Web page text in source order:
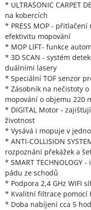
* ULTRASONIC CARPET
na kobercích
* PRESS MOP -
efektivitu mopování
* MOP LIFT- funkce
* 3D SCAN - systém
duálními lasery
* Speciální TOF senzor
* Zásobník na nečistoty
mopování o objemu 220
* DIGITAL Motor -
životnost
* Vysává i mopuje v
* ANTI-COLLISION
rozpoznání překážek a
* SMART
pádu ze schodů
* Podpora 2,4 GHz WIFI
* Kvalitní filtrace pomocí
* Doba nabíjení cca 5